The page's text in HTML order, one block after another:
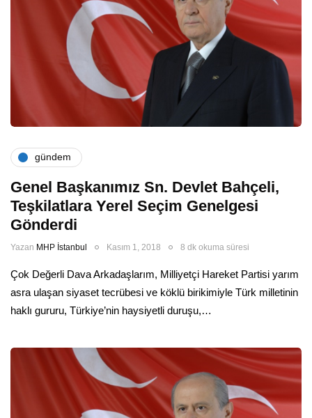
gündem
Genel Başkanımız Sn. Devlet Bahçeli,
Teşkilatlara Yerel Seçim Genelgesi
Gönderdi
Yazan MHP İstanbul Kasım 1, 2018 8 dk okuma süresi
Çok Değerli Dava Arkadaşlarım, Milliyetçi Hareket Partisi yarım
asra ulaşan siyaset tecrübesi ve köklü birikimiyle Türk milletinin
haklı gururu, Türkiye’nin haysiyetli duruşu,…